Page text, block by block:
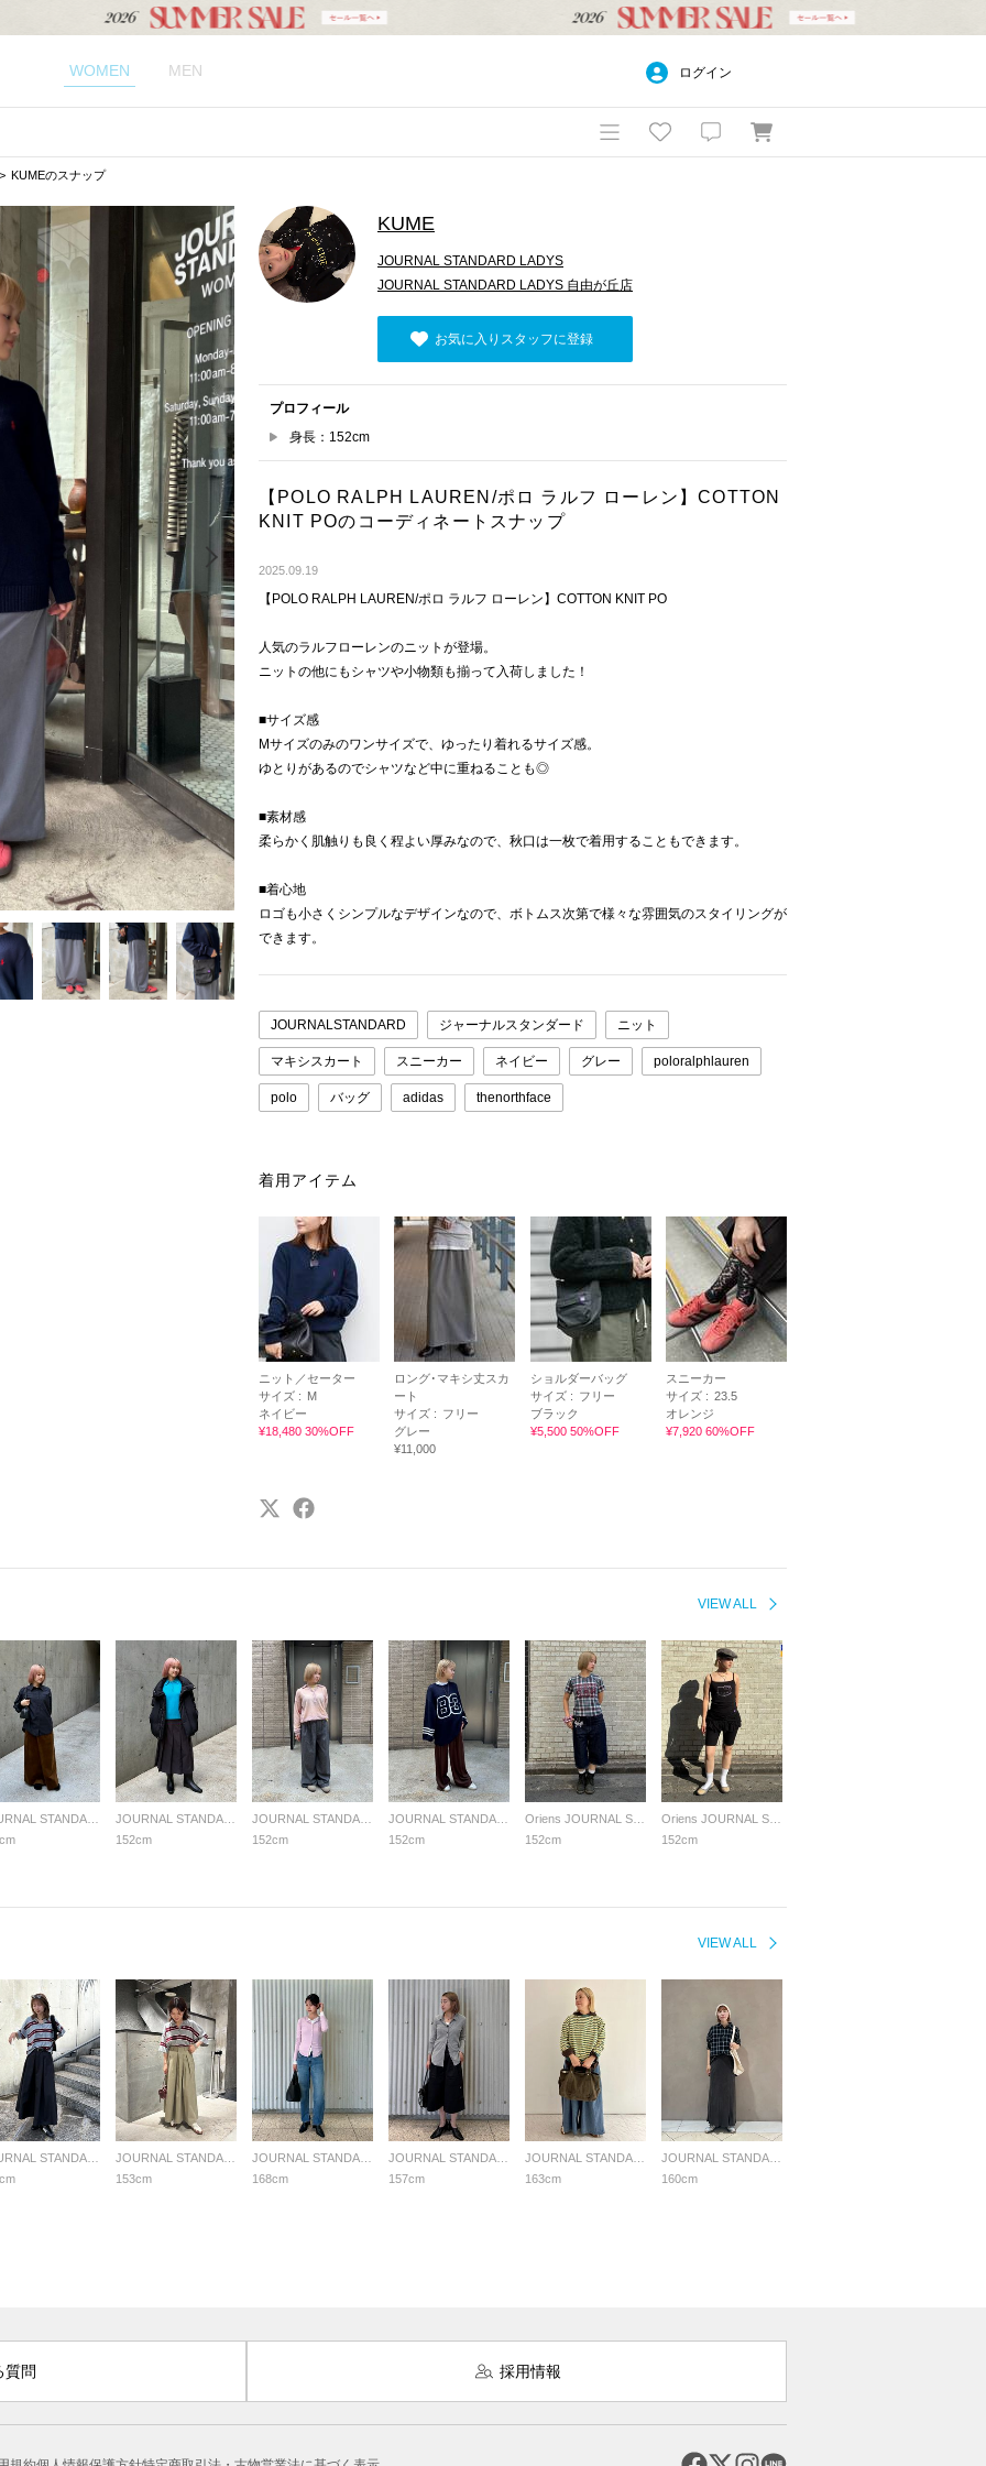
WOMEN MEN ログイン
KUMEのスナップ
KUME
JOURNAL STANDARD LADYS
JOURNAL STANDARD LADYS 自由が丘店
お気に入りスタッフに登録
プロフィール
身長：152cm
【POLO RALPH LAUREN/ポロ ラルフ ローレン】COTTON
KNIT POのコーディネートスナップ
2025.09.19
【POLO RALPH LAUREN/ポロ ラルフ ローレン】COTTON KNIT PO
人気のラルフローレンのニットが登場。
ニットの他にもシャツや小物類も揃って入荷しました！
■サイズ感
Mサイズのみのワンサイズで、ゆったり着れるサイズ感。
ゆとりがあるのでシャツなど中に重ねることも◎
■素材感
柔らかく肌触りも良く程よい厚みなので、秋口は一枚で着用することもできます。
■着心地
ロゴも小さくシンプルなデザインなので、ボトムス次第で様々な雰囲気のスタイリングが
できます。
JOURNALSTANDARD ジャーナルスタンダード ニット
マキシスカート スニーカー ネイビー グレー poloralphlauren
polo バッグ adidas thenorthface
着用アイテム
ニット／セーター
サイズ : M
ネイビー
¥18,480 30%OFF
ロング･マキシ丈スカ
ート
サイズ : フリー
グレー
¥11,000
ショルダーバッグ
サイズ : フリー
ブラック
¥5,500 50%OFF
スニーカー
サイズ : 23.5
オレンジ
¥7,920 60%OFF
VIEW ALL
152cm
152cm
152cm
152cm
152cm
VIEW ALL
153cm
168cm
157cm
163cm
160cm
質問 採用情報